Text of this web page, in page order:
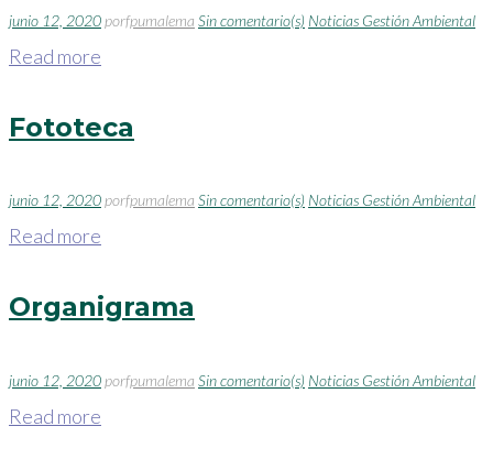
junio 12, 2020porfpumalema Sin comentario(s) Noticias Gestión Ambiental
Read more
Fototeca
junio 12, 2020porfpumalema Sin comentario(s) Noticias Gestión Ambiental
Read more
Organigrama
junio 12, 2020porfpumalema Sin comentario(s) Noticias Gestión Ambiental
Read more